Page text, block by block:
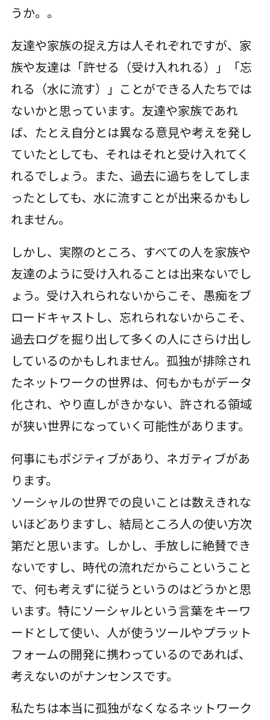
うか。。
友達や家族の捉え方は人それぞれですが、家
族や友達は「許せる（受け入れれる）」「忘
れる（水に流す）」ことができる人たちでは
ないかと思っています。友達や家族であれ
ば、たとえ自分とは異なる意見や考えを発し
ていたとしても、それはそれと受け入れてく
れるでしょう。また、過去に過ちをしてしま
ったとしても、水に流すことが出来るかもし
れません。
しかし、実際のところ、すべての人を家族や
友達のように受け入れることは出来ないでし
ょう。受け入れられないからこそ、愚痴をブ
ロードキャストし、忘れられないからこそ、
過去ログを掘り出して多くの人にさらけ出し
しているのかもしれません。孤独が排除され
たネットワークの世界は、何もかもがデータ
化され、やり直しがきかない、許される領域
が狭い世界になっていく可能性があります。
何事にもポジティブがあり、ネガティブがあ
ります。
ソーシャルの世界での良いことは数えきれな
いほどありますし、結局ところ人の使い方次
第だと思います。しかし、手放しに絶賛でき
ないですし、時代の流れだからこということ
で、何も考えずに従うというのはどうかと思
います。特にソーシャルという言葉をキーワ
ードとして使い、人が使うツールやプラット
フォームの開発に携わっているのであれば、
考えないのがナンセンスです。
私たちは本当に孤独がなくなるネットワーク